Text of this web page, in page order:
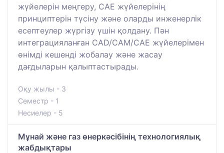
жүйелерін меңгеру, CAE жүйелерінің
принциптерін түсіну және оларды инженерлік
есептеулер жүргізу үшін қолдану. Пән
интеграцияланған CAD/CAM/CAE жүйелерімен
өнімді кешенді жобалау және жасау
дағдыларын қалыптастырады.
Оқу жылы - 3
Семестр - 1
Несиелер - 5
Мұнай және газ өнеркәсібінің технологиялық
жабдықтары